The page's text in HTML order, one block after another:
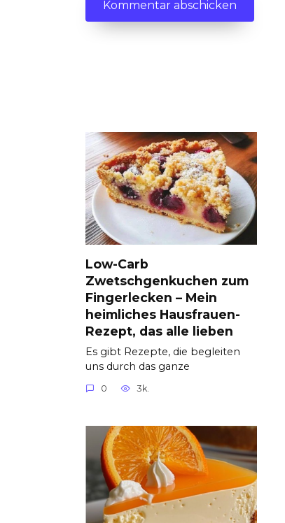
Low-Carb
Zwetschgenkuchen zum
Fingerlecken – Mein
heimliches Hausfrauen-
Rezept, das alle lieben
Es gibt Rezepte, die begleiten
uns durch das ganze
0 3k.